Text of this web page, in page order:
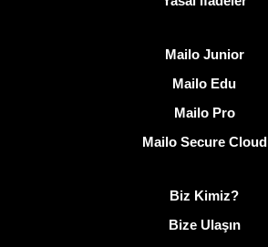
Mailo Junior
Mailo Edu
Mailo Pro
Mailo Secure Cloud
Mailo hakkında daha fazla bilgi
Biz Kimiz?
Bize Ulaşın